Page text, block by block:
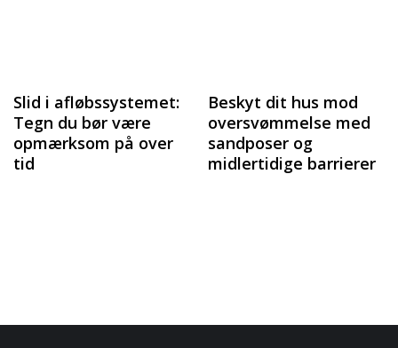
Slid i afløbssystemet:
Tegn du bør være
opmærksom på over
tid
Beskyt dit hus mod
oversvømmelse med
sandposer og
midlertidige barrierer